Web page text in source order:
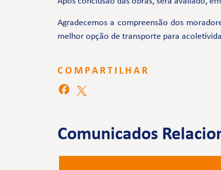
Agradecemos a compreensão dos
melhor opção de transporte para
COMPARTILHAR
Comunicados